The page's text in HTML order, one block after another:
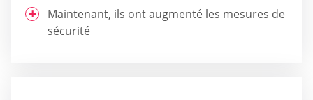
Maintenant, ils ont augmenté les mesures de
sécurité